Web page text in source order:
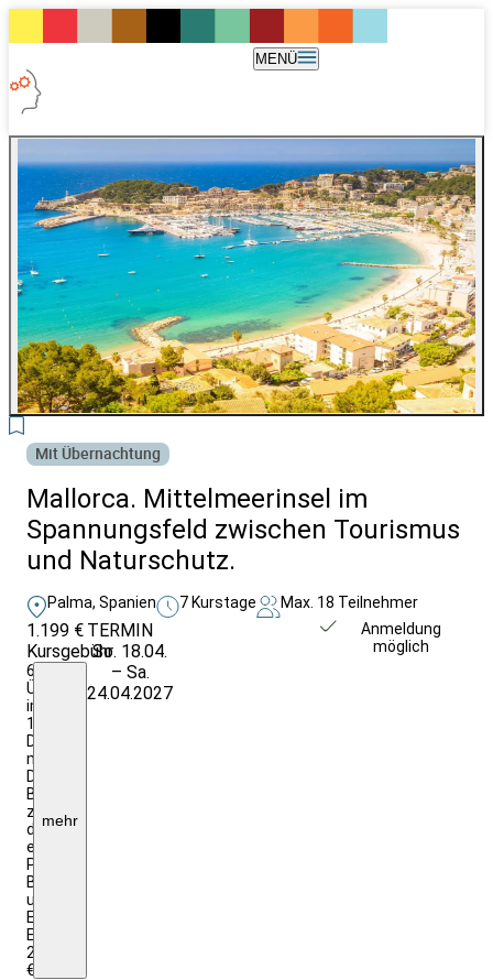
MENÜ
Mit Übernachtung
Mallorca. Mittelmeerinsel im
Spannungsfeld zwischen Tourismus
und Naturschutz.
Palma, Spanien 7 Kurstage Max. 18 Teilnehmer
1.199 €
Kursgebühr
6
Ü./F.
im
1/2
DZ
mit
DU/WC;
Bustransfer
zu
den
einzelnen
Programmpunkten,
Begegnungen
und
Eintritte;
EZZ:
250,00
€
mehr
TERMIN
So. 18.04.
– Sa.
24.04.2027
Anmeldung
möglich